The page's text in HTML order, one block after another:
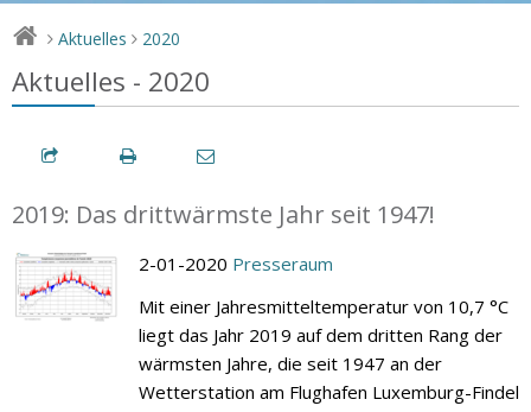
> Aktuelles > 2020
Aktuelles - 2020
2019: Das drittwärmste Jahr seit 1947!
2-01-2020 Presseraum
Mit einer Jahresmitteltemperatur von 10,7 °C
liegt das Jahr 2019 auf dem dritten Rang der
wärmsten Jahre, die seit 1947 an der
Wetterstation am Flughafen Luxemburg-Findel